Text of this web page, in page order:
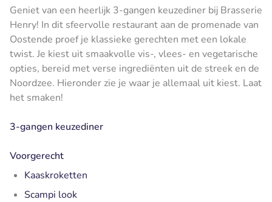
Geniet van een heerlijk 3-gangen keuzediner bij Brasserie
Henry! In dit sfeervolle restaurant aan de promenade van
Oostende proef je klassieke gerechten met een lokale
twist. Je kiest uit smaakvolle vis-, vlees- en vegetarische
opties, bereid met verse ingrediënten uit de streek en de
Noordzee. Hieronder zie je waar je allemaal uit kiest. Laat
het smaken!
3-gangen keuzediner
Voorgerecht
Kaaskroketten
Scampi look